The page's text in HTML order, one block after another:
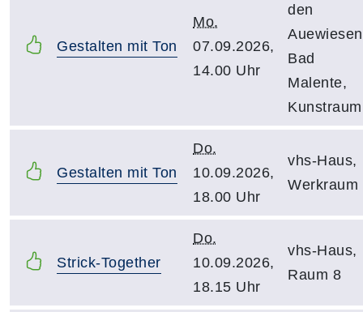
Gestalten mit Ton
Mo.
07.09.2026,
14.00 Uhr
den
Bad
Malente,
Kunstraum
Gestalten mit Ton
Do.
10.09.2026,
18.00 Uhr
vhs-Haus,
Werkraum
Strick-Together
Do.
10.09.2026,
18.15 Uhr
vhs-Haus,
Raum 8